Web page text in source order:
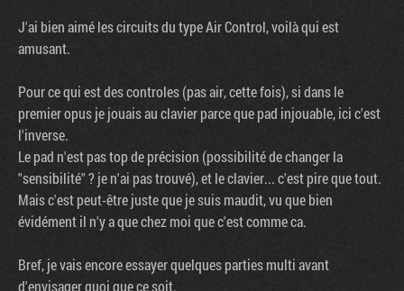
J'ai bien aimé les circuits du type Air Control, voilà qui est
amusant.
Pour ce qui est des controles (pas air, cette fois), si dans le
premier opus je jouais au clavier parce que pad injouable, ici c'est
l'inverse.
Le pad n'est pas top de précision (possibilité de changer la
"sensibilité" ? je n'ai pas trouvé), et le clavier... c'est pire que tout.
Mais c'est peut-être juste que je suis maudit, vu que bien
évidément il n'y a que chez moi que c'est comme ca.
Bref, je vais encore essayer quelques parties multi avant
d'envisager quoi que ce soit.